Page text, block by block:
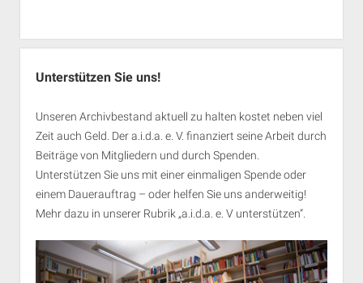
Unterstützen Sie uns!
Unseren Archivbestand aktuell zu halten kostet neben viel
Zeit auch Geld. Der a.i.d.a. e. V. finanziert seine Arbeit durch
Beiträge von Mitgliedern und durch Spenden.
Unterstützen Sie uns mit einer einmaligen Spende oder
einem Dauerauftrag – oder helfen Sie uns anderweitig!
Mehr dazu in unserer Rubrik „a.i.d.a. e. V unterstützen“.